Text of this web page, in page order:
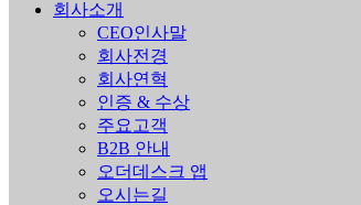
회사소개
CEO인사말
회사전경
회사연혁
인증 & 수상
주요고객
B2B 안내
오더데스크 앱
오시는길